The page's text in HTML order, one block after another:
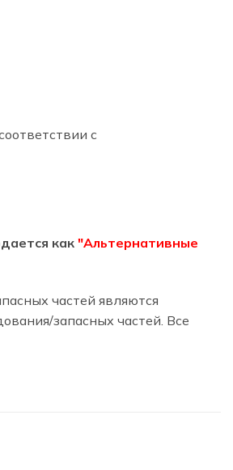
с
как "Альтернативные
частей являются
запасных частей. Все